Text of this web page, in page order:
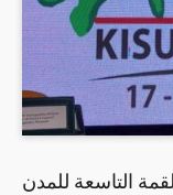
التاسعة للمدن